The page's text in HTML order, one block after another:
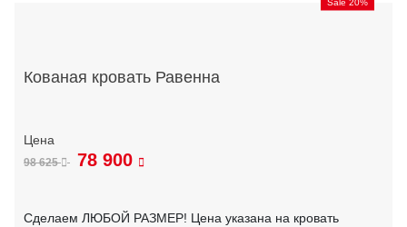
Кованая кровать Равенна
98 625 78 900
Сделаем ЛЮБОЙ РАЗМЕР! Цена указана на кровать